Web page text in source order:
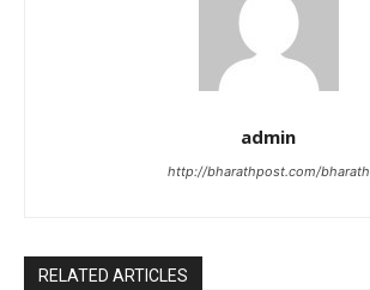
admin
http://bharathpost.com/bharath
RELATED ARTICLES